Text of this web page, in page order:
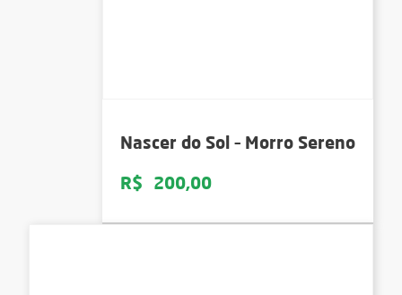
Nascer do Sol – Morro Sereno
R$ 200,00